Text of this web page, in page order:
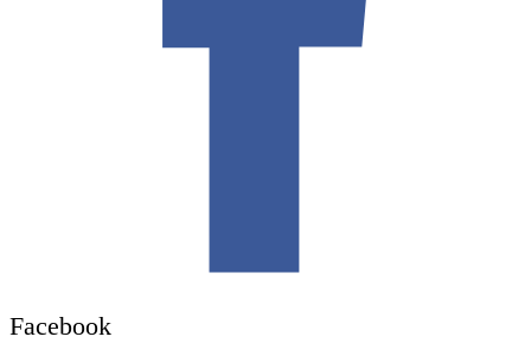
Facebook